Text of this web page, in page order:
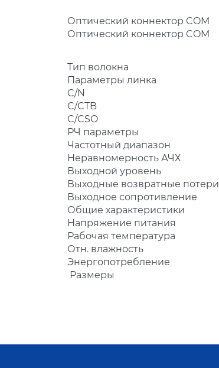
Оптический коннектор COM
Оптический коннектор COM
Тип волокна
Параметры линка
C/N
C/CTB
C/CSO
РЧ параметры
Частотный диапазон
Неравномерность АЧХ
Выходной уровень
Выходные возвратные потери
Выходное сопротивление
Общие характеристики
Напряжение питания
Рабочая температура
Отн. влажность
Энергопотребление
Размеры